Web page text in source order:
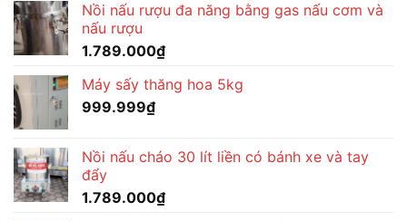
Nồi nấu rượu đa năng bằng gas nấu cơm và
nấu rượu
1.789.000₫
Máy sấy thăng hoa 5kg
999.999₫
Nồi nấu cháo 30 lít liền có bánh xe và tay
đẩy
1.789.000₫